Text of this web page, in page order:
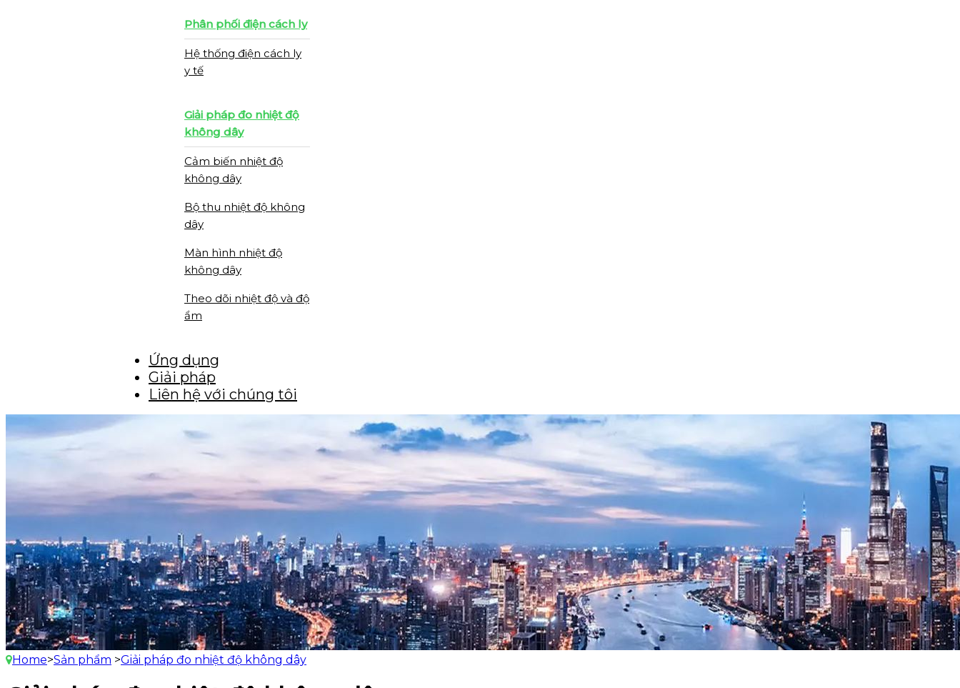
Phân phối điện cách ly
Hệ thống điện cách ly
y tế
Giải pháp đo nhiệt độ
không dây
Cảm biến nhiệt độ
không dây
Bộ thu nhiệt độ không
dây
Màn hình nhiệt độ
không dây
Theo dõi nhiệt độ và độ
ẩm
Ứng dụng
Giải pháp
Liên hệ với chúng tôi
Home>Sản phẩm >Giải pháp đo nhiệt độ không dây